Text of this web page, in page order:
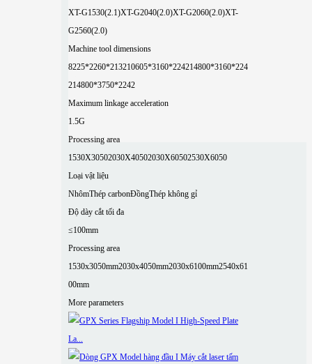
XT-G1530(2.1)XT-G2040(2.0)XT-G2060(2.0)XT-
G2560(2.0)
Machine tool dimensions
8225*2260*213210605*3160*224214800*3160*224
214800*3750*2242
Maximum linkage acceleration
1.5G
Processing area
1530X30502030X40502030X60502530X6050
Loại vật liệu
NhômThép carbonĐồngThép không gỉ
Độ dày cắt tối đa
≤100mm
Processing area
1530x3050mm2030x4050mm2030x6100mm2540x61
00mm
More parameters